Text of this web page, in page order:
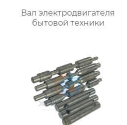
Вал электродвигателя
бытовой техники